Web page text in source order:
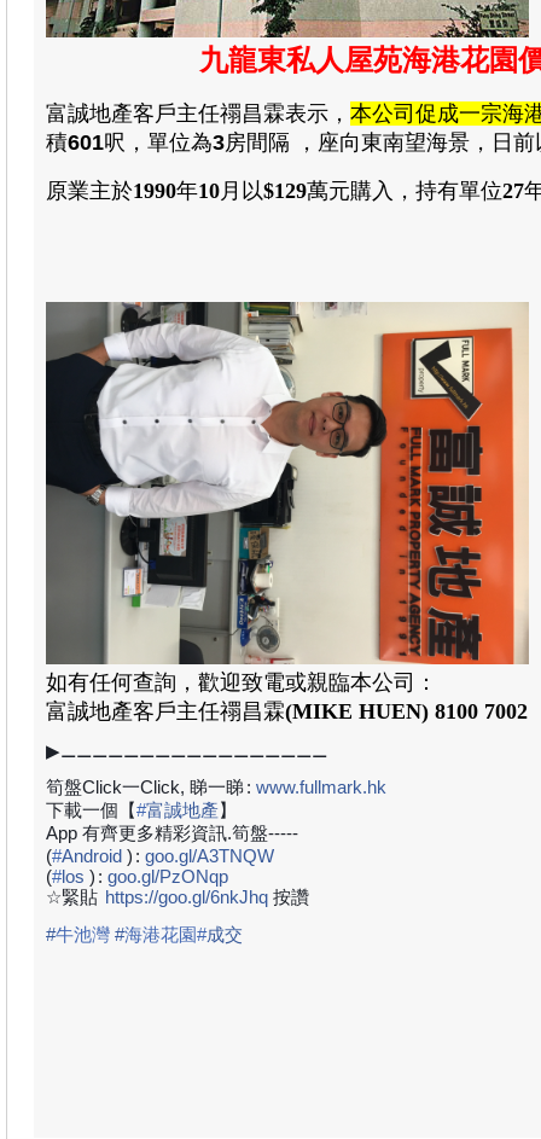
九龍東私人屋苑海港花園
富誠地產客戶主任禤昌霖表示， 本公司促成一宗海
積601呎，單位為3房間隔 ， 座向東南望海景，日前
原業主於1990年10月以$129萬元購入 ， 持有單位27
如有任何查詢，歡迎致電或親臨本公司：
富誠地產客戶主任禤昌霖(MIKE HUEN) 8100 7002
▶⚊⚊⚊⚊⚊⚊⚊⚊⚊⚊⚊⚊⚊⚊⚊⚊⚊
筍盤Click一Click, 睇一睇: www.fullmark.hk
下載一個【#富誠地產】
App 有齊更多精彩資訊.筍盤-----
(#Android ) : goo.gl/A3TNQW
(#los ) : goo.gl/PzONqp
☆緊貼 https://goo.gl/6nkJhq 按讚
#牛池灣 #海港花園#成交